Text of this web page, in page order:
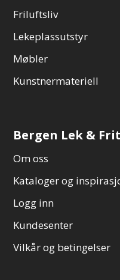
Friluftsliv
Lekeplassutstyr
Møbler
Kunstnermateriell
Bergen Lek &
Om oss
Kataloger og
Logg inn
Kundesenter
Vilkår og betingelser